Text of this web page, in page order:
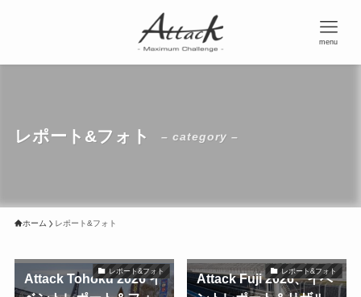
menu
レポート&フォト – category –
ホーム レポート&フォト
レポート&フォト
Attack Tohoku 2026 イ
レポート&フォト
Attack Fuji 2026、イベ